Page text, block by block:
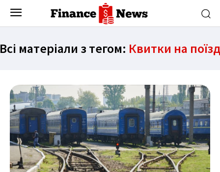
матеріали з тегом: Квитки на